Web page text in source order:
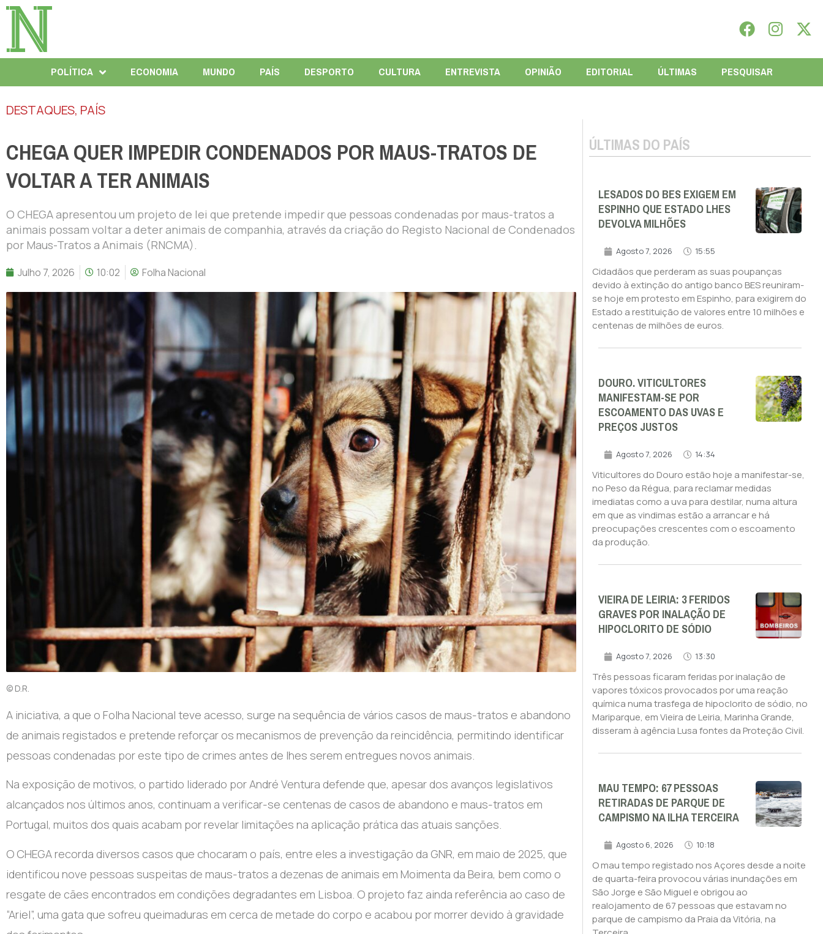
POLÍTICA ECONOMIA MUNDO PAÍS DESPORTO CULTURA ENTREVISTA OPINIÃO EDITORIAL ÚLTIMAS PESQUISAR
DESTAQUES, PAÍS
CHEGA QUER IMPEDIR CONDENADOS POR MAUS-TRATOS DE
VOLTAR A TER ANIMAIS
O CHEGA apresentou um projeto de lei que pretende impedir que pessoas condenadas por maus-tratos a
animais possam voltar a deter animais de companhia, através da criação do Registo Nacional de Condenados
por Maus-Tratos a Animais (RNCMA).
Julho 7, 2026 10:02 Folha Nacional
© D.R.
A iniciativa, a que o Folha Nacional teve acesso, surge na sequência de vários casos de maus-tratos e abandono
de animais registados e pretende reforçar os mecanismos de prevenção da reincidência, permitindo identificar
pessoas condenadas por este tipo de crimes antes de lhes serem entregues novos animais.
Na exposição de motivos, o partido liderado por André Ventura defende que, apesar dos avanços legislativos
alcançados nos últimos anos, continuam a verificar-se centenas de casos de abandono e maus-tratos em
Portugal, muitos dos quais acabam por revelar limitações na aplicação prática das atuais sanções.
O CHEGA recorda diversos casos que chocaram o país, entre eles a investigação da GNR, em maio de 2025, que
identificou nove pessoas suspeitas de maus-tratos a dezenas de animais em Moimenta da Beira, bem como o
resgate de cães encontrados em condições degradantes em Lisboa. O projeto faz ainda referência ao caso de
“Ariel”, uma gata que sofreu queimaduras em cerca de metade do corpo e acabou por morrer devido à gravidade
ÚLTIMAS DO PAÍS
LESADOS DO BES EXIGEM EM
ESPINHO QUE ESTADO LHES
DEVOLVA MILHÕES
Agosto 7, 2026 15:55
Cidadãos que perderam as suas poupanças
devido à extinção do antigo banco BES reuniram-
se hoje em protesto em Espinho, para exigirem do
Estado a restituição de valores entre 10 milhões e
centenas de milhões de euros.
DOURO. VITICULTORES
MANIFESTAM-SE POR
ESCOAMENTO DAS UVAS E
PREÇOS JUSTOS
Agosto 7, 2026 14:34
Viticultores do Douro estão hoje a manifestar-se,
no Peso da Régua, para reclamar medidas
imediatas como a uva para destilar, numa altura
em que as vindimas estão a arrancar e há
preocupações crescentes com o escoamento
da produção.
VIEIRA DE LEIRIA: 3 FERIDOS
GRAVES POR INALAÇÃO DE
HIPOCLORITO DE SÓDIO
Agosto 7, 2026 13:30
Três pessoas ficaram feridas por inalação de
vapores tóxicos provocados por uma reação
química numa trasfega de hipoclorito de sódio, no
Mariparque, em Vieira de Leiria, Marinha Grande,
disseram à agência Lusa fontes da Proteção Civil.
MAU TEMPO: 67 PESSOAS
RETIRADAS DE PARQUE DE
CAMPISMO NA ILHA TERCEIRA
Agosto 6, 2026 10:18
O mau tempo registado nos Açores desde a noite
de quarta-feira provocou várias inundações em
São Jorge e São Miguel e obrigou ao
realojamento de 67 pessoas que estavam no
parque de campismo da Praia da Vitória, na